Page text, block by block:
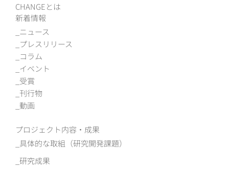
CHANGEとは
新着情報
ニュース
プレスリリース
コラム
イベント
受賞
刊行物
動画
プロジェクト内容・成果
具体的な取組（研究開発課題）
研究成果